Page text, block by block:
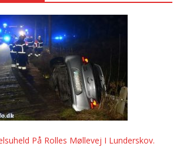
På Rolles Møllevej I Lunderskov.